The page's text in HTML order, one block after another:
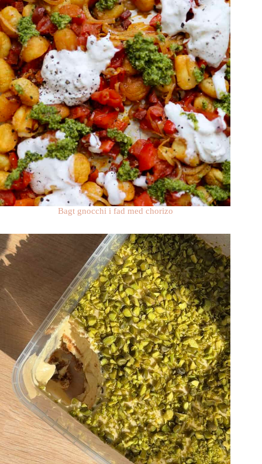
Bagt gnocchi i fad med chorizo